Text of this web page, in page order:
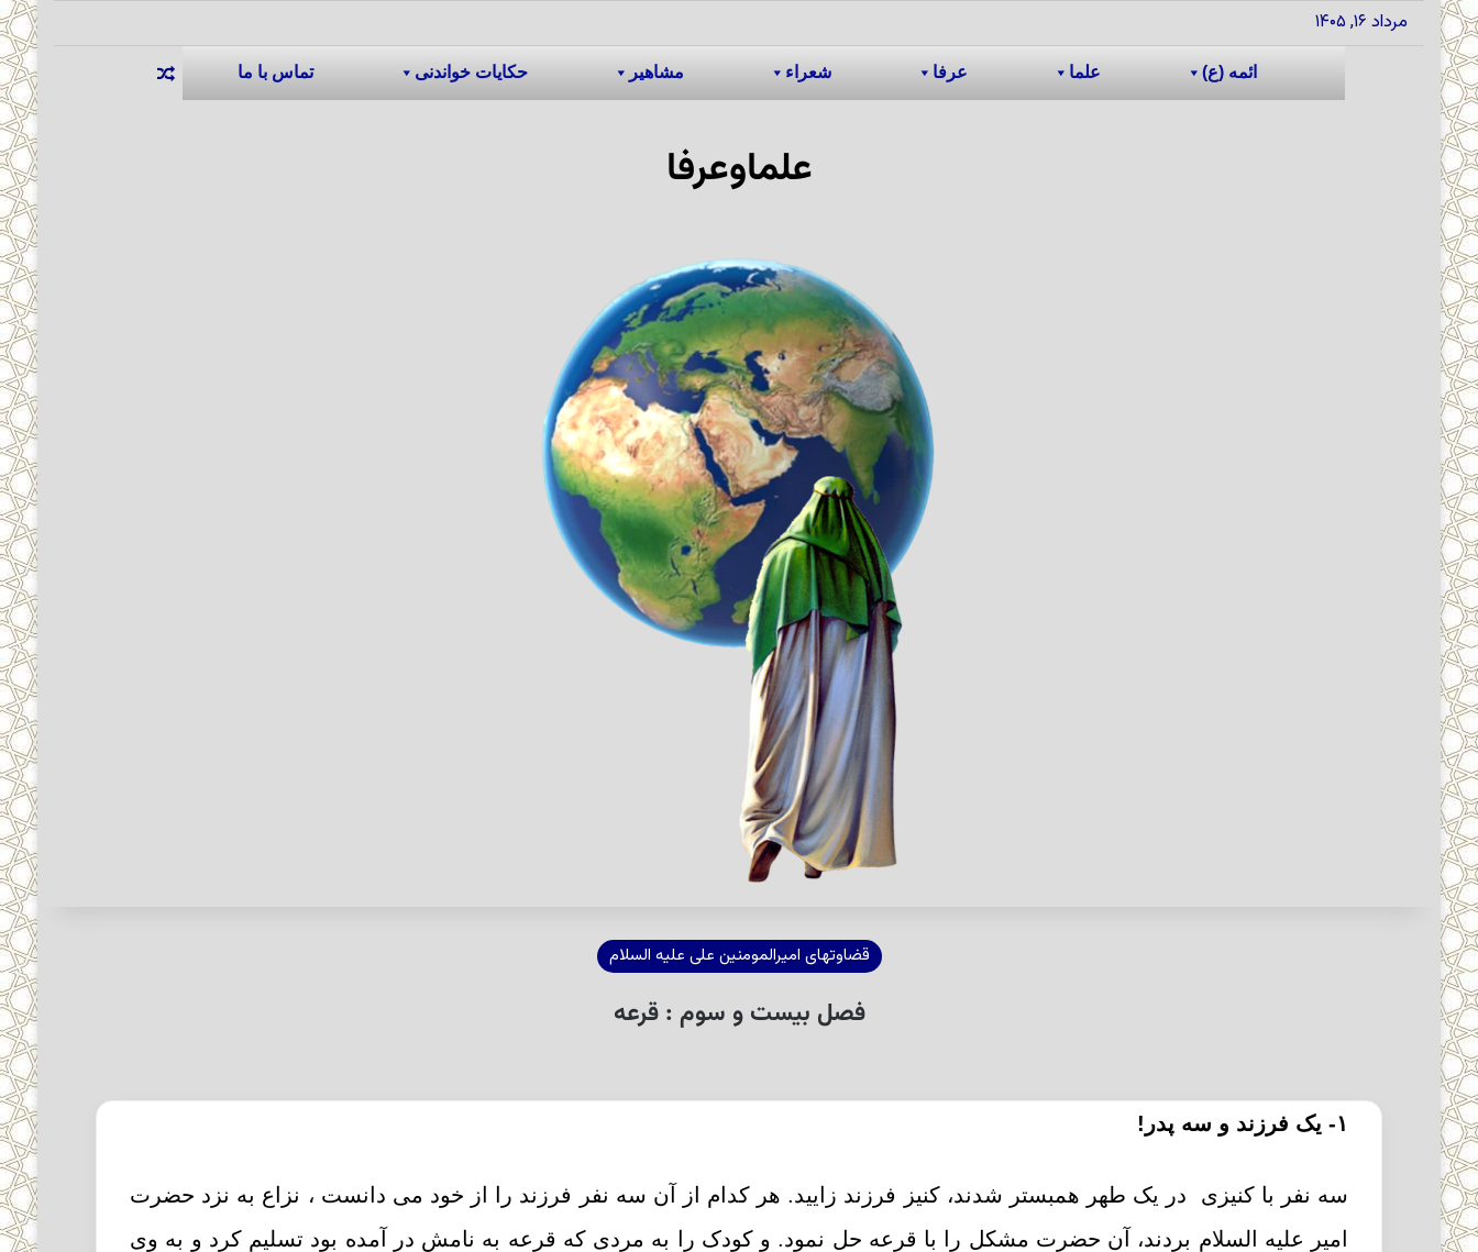
مرداد ۱۶, ۱۴۰۵
ائمه (ع) علما عرفا شعراء مشاهیر حکایات خواندنی تماس با ما نوشته تصادفی
علماوعرفا
قضاوتهای امیرالمومنین علی علیه السلام
فصل بیست و سوم : قرعه
۱- یک فرزند و سه پدر!
سه نفر با کنیزى در یک طهر همبستر شدند، کنیز فرزند زایید. هر کدام از آن سه نفر فرزند را از خود مى دانست ، نزاع به نزد حضرت
امیر علیه السلام بردند، آن حضرت مشکل را با قرعه حل نمود. و کودک را به مردى که قرعه به نامش در آمده بود تسلیم کرد و به وى